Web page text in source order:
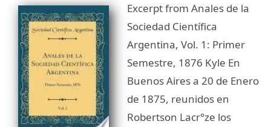
Excerpt from Anales de la
Sociedad Científica
Argentina, Vol. 1: Primer
Semestre, 1876 Kyle En
Buenos Aires a 20 de Enero
de 1875, reunidos en
Robertson Lacr°ze los